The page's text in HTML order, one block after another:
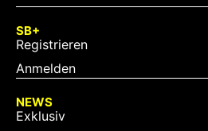
SB+
Registrieren
Anmelden
NEWS
Exklusiv